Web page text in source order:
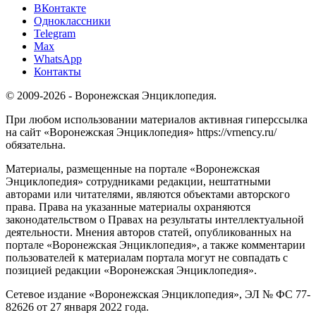
ВКонтакте
Одноклассники
Telegram
Max
WhatsApp
Контакты
© 2009-2026 - Воронежская Энциклопедия.
При любом использовании материалов активная гиперссылка
на сайт «Воронежская Энциклопедия» https://vrnency.ru/
обязательна.
Материалы, размещенные на портале «Воронежская
Энциклопедия» сотрудниками редакции, нештатными
авторами или читателями, являются объектами авторского
права. Права на указанные материалы охраняются
законодательством о Правах на результаты интеллектуальной
деятельности. Мнения авторов статей, опубликованных на
портале «Воронежская Энциклопедия», а также комментарии
пользователей к материалам портала могут не совпадать с
позицией редакции «Воронежская Энциклопедия».
Сетевое издание «Воронежская Энциклопедия», ЭЛ № ФС 77-
82626 от 27 января 2022 года.